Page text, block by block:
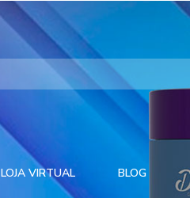
LOJA VIRTUAL BLOG